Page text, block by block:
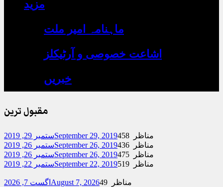
مزید
ماہنامہ امیر ملت
اشاعت خصوصی و آرٹیکلز
خبریں
مقبول ترین
ستمبر 29, 2019September 29, 2019
458 مناظر
ستمبر 26, 2019September 26, 2019
436 مناظر
ستمبر 26, 2019September 26, 2019
475 مناظر
ستمبر 22, 2019September 22, 2019 519 مناظر
اگست 7, 2026 August 7, 2026 49 مناظر